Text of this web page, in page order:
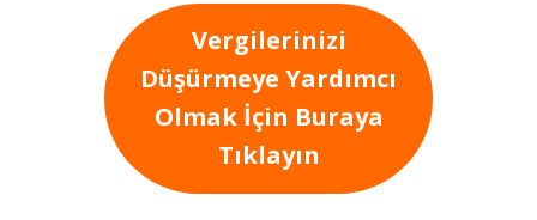
Vergilerinizi
Düşürmeye Yardımcı
Olmak İçin Buraya
Tıklayın